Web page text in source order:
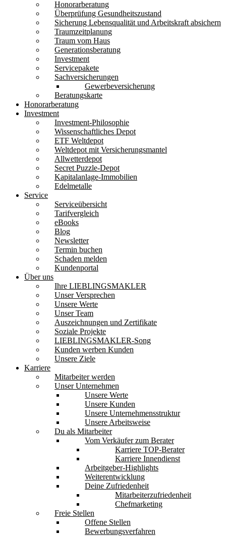
Honorarberatung
Überprüfung Gesundheitszustand
Sicherung Lebensqualität und Arbeitskraft absichern
Traumzeitplanung
Traum vom Haus
Generationsberatung
Investment
Servicepakete
Sachversicherungen
Gewerbeversicherung
Beratungskarte
Honorarberatung
Investment
Investment-Philosophie
Wissenschaftliches Depot
ETF Weltdepot
Weltdepot mit Versicherungsmantel
Allwetterdepot
Secret Puzzle-Depot
Kapitalanlage-Immobilien
Edelmetalle
Service
Serviceübersicht
Tarifvergleich
eBooks
Blog
Newsletter
Termin buchen
Schaden melden
Kundenportal
Über uns
Ihre LIEBLINGSMAKLER
Unser Versprechen
Unsere Werte
Unser Team
Auszeichnungen und Zertifikate
Soziale Projekte
LIEBLINGSMAKLER-Song
Kunden werben Kunden
Unsere Ziele
Karriere
Mitarbeiter werden
Unser Unternehmen
Unsere Werte
Unsere Kunden
Unsere Unternehmensstruktur
Unsere Arbeitsweise
Du als Mitarbeiter
Vom Verkäufer zum Berater
Karriere TOP-Berater
Karriere Innendienst
Arbeitgeber-Highlights
Weiterentwicklung
Deine Zufriedenheit
Mitarbeiterzufriedenheit
Chefmarketing
Freie Stellen
Offene Stellen
Bewerbungsverfahren